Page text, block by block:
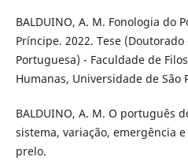
BALDUINO, A. M. Fonologia do
Príncipe. 2022. Tese
Portuguesa) - Faculdade de
Humanas, Universidade de São
BALDUINO, A. M. O português
sistema, variação, emergência
prelo.